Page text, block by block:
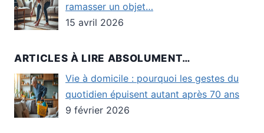
ramasser un objet…
15 avril 2026
ARTICLES À LIRE ABSOLUMENT…
Vie à domicile : pourquoi les gestes du
quotidien épuisent autant après 70 ans
9 février 2026